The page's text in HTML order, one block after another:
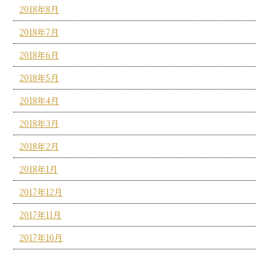
2018年8月
2018年7月
2018年6月
2018年5月
2018年4月
2018年3月
2018年2月
2018年1月
2017年12月
2017年11月
2017年10月